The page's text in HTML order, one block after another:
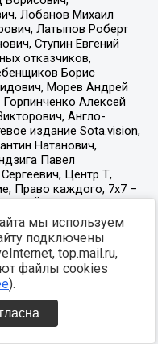
мы используем
подключены
top.mail.ru,
файлы cookies
).